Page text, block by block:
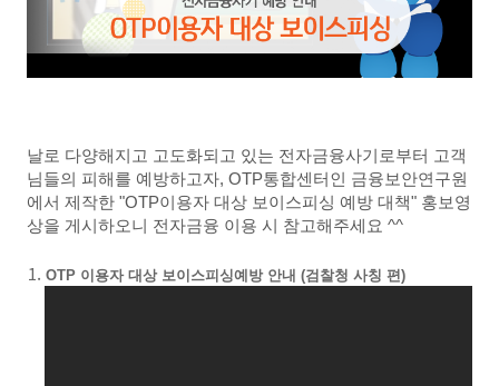
날로 다양해지고 고도화되고 있는 전자금융사기로부터 고객
님들의 피해를 예방하고자, OTP통합센터인 금융보안연구원
에서 제작한 "OTP이용자 대상 보이스피싱 예방 대책" 홍보영
상을 게시하오니 전자금융 이용 시 참고해주세요 ^^
OTP 이용자 대상 보이스피싱예방 안내 (검찰청 사칭 편)